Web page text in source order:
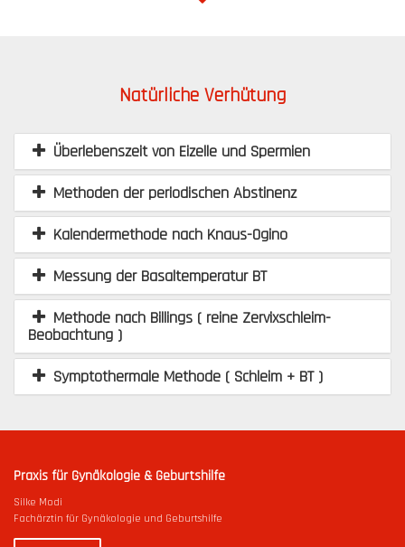
Natürliche Verhütung
Überlebenszeit von Eizelle und Spermien
Methoden der periodischen Abstinenz
Kalendermethode nach Knaus-Ogino
Messung der Basaltemperatur BT
Methode nach Billings ( reine Zervixschleim-
Beobachtung )
Symptothermale Methode ( Schleim + BT )
Praxis für Gynäkologie & Geburtshilfe
Silke Modi
Fachärztin für Gynäkologie und Geburtshilfe